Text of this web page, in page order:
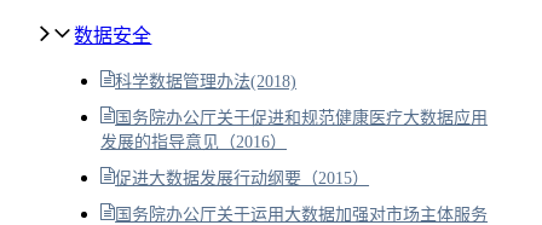
数据安全
科学数据管理办法(2018)
国务院办公厅关于促进和规范健康医疗大数据应用
发展的指导意见（2016）
促进大数据发展行动纲要（2015）
国务院办公厅关于运用大数据加强对市场主体服务